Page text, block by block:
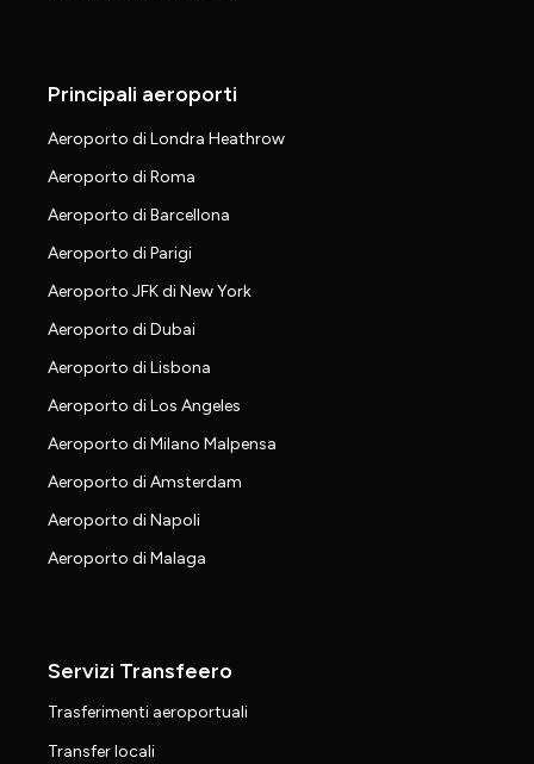
Principali aeroporti
Aeroporto di Londra Heathrow
Aeroporto di Roma
Aeroporto di Barcellona
Aeroporto di Parigi
Aeroporto JFK di New York
Aeroporto di Dubai
Aeroporto di Lisbona
Aeroporto di Los Angeles
Aeroporto di Milano Malpensa
Aeroporto di Amsterdam
Aeroporto di Napoli
Aeroporto di Malaga
Servizi Transfeero
Trasferimenti aeroportuali
Transfer locali